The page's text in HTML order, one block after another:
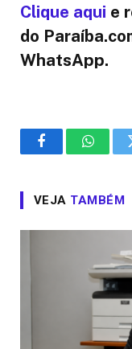
Clique aqui e
do
WhatsApp.
Facebook
VEJA TAMBÉM